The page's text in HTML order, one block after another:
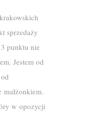
sprzedaży
punktu nie
Jestem od
w opozycji